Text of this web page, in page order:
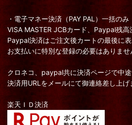
・電子マネー決済（PAY PAL）一括のみ
VISA MASTER JCBカード、Paypal残高
Paypal決済はご注文後カートの最後に
お支払いに特別な登録の必要はありま
クロネコ、paypal共に決済ページで中
決済用URLをメールにて御連絡差し上げ
楽天ＩＤ決済